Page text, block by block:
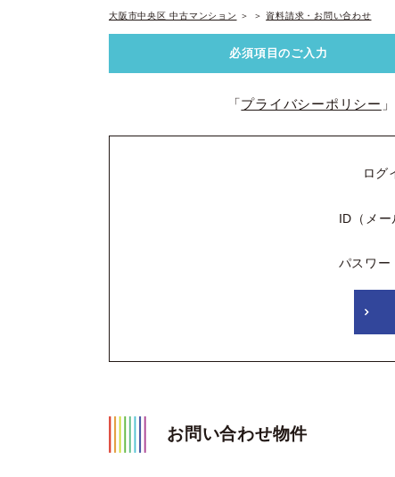
大阪市中央区 中古マンション ＞ ＞ 資料請求・お問い合わせ
必須項目のご入力
「プライバシーポリシー
ログ
ID（メー
パスワー
お問い合わせ物件